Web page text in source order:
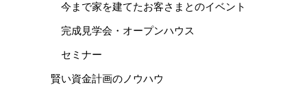
今まで家を建てたお客さまとのイベント
完成見学会・オープンハウス
セミナー
賢い資金計画のノウハウ